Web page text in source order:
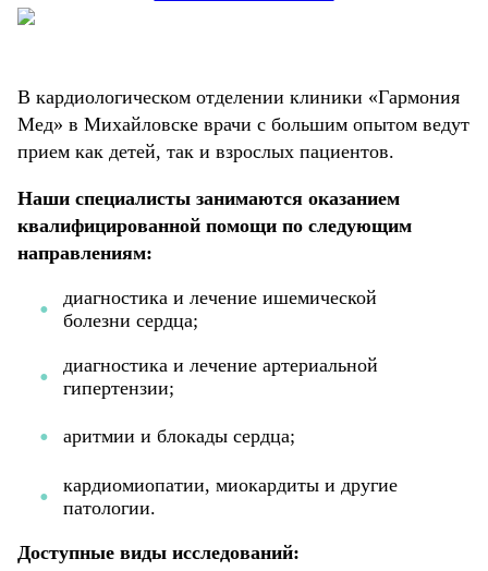
В кардиологическом отделении клиники «Гармония
Мед» в Михайловске врачи с большим опытом ведут
прием как детей, так и взрослых пациентов.
Наши специалисты занимаются оказанием
квалифицированной помощи по следующим
направлениям:
диагностика и лечение ишемической
болезни сердца;
диагностика и лечение артериальной
гипертензии;
аритмии и блокады сердца;
кардиомиопатии, миокардиты и другие
патологии.
Доступные виды исследований: